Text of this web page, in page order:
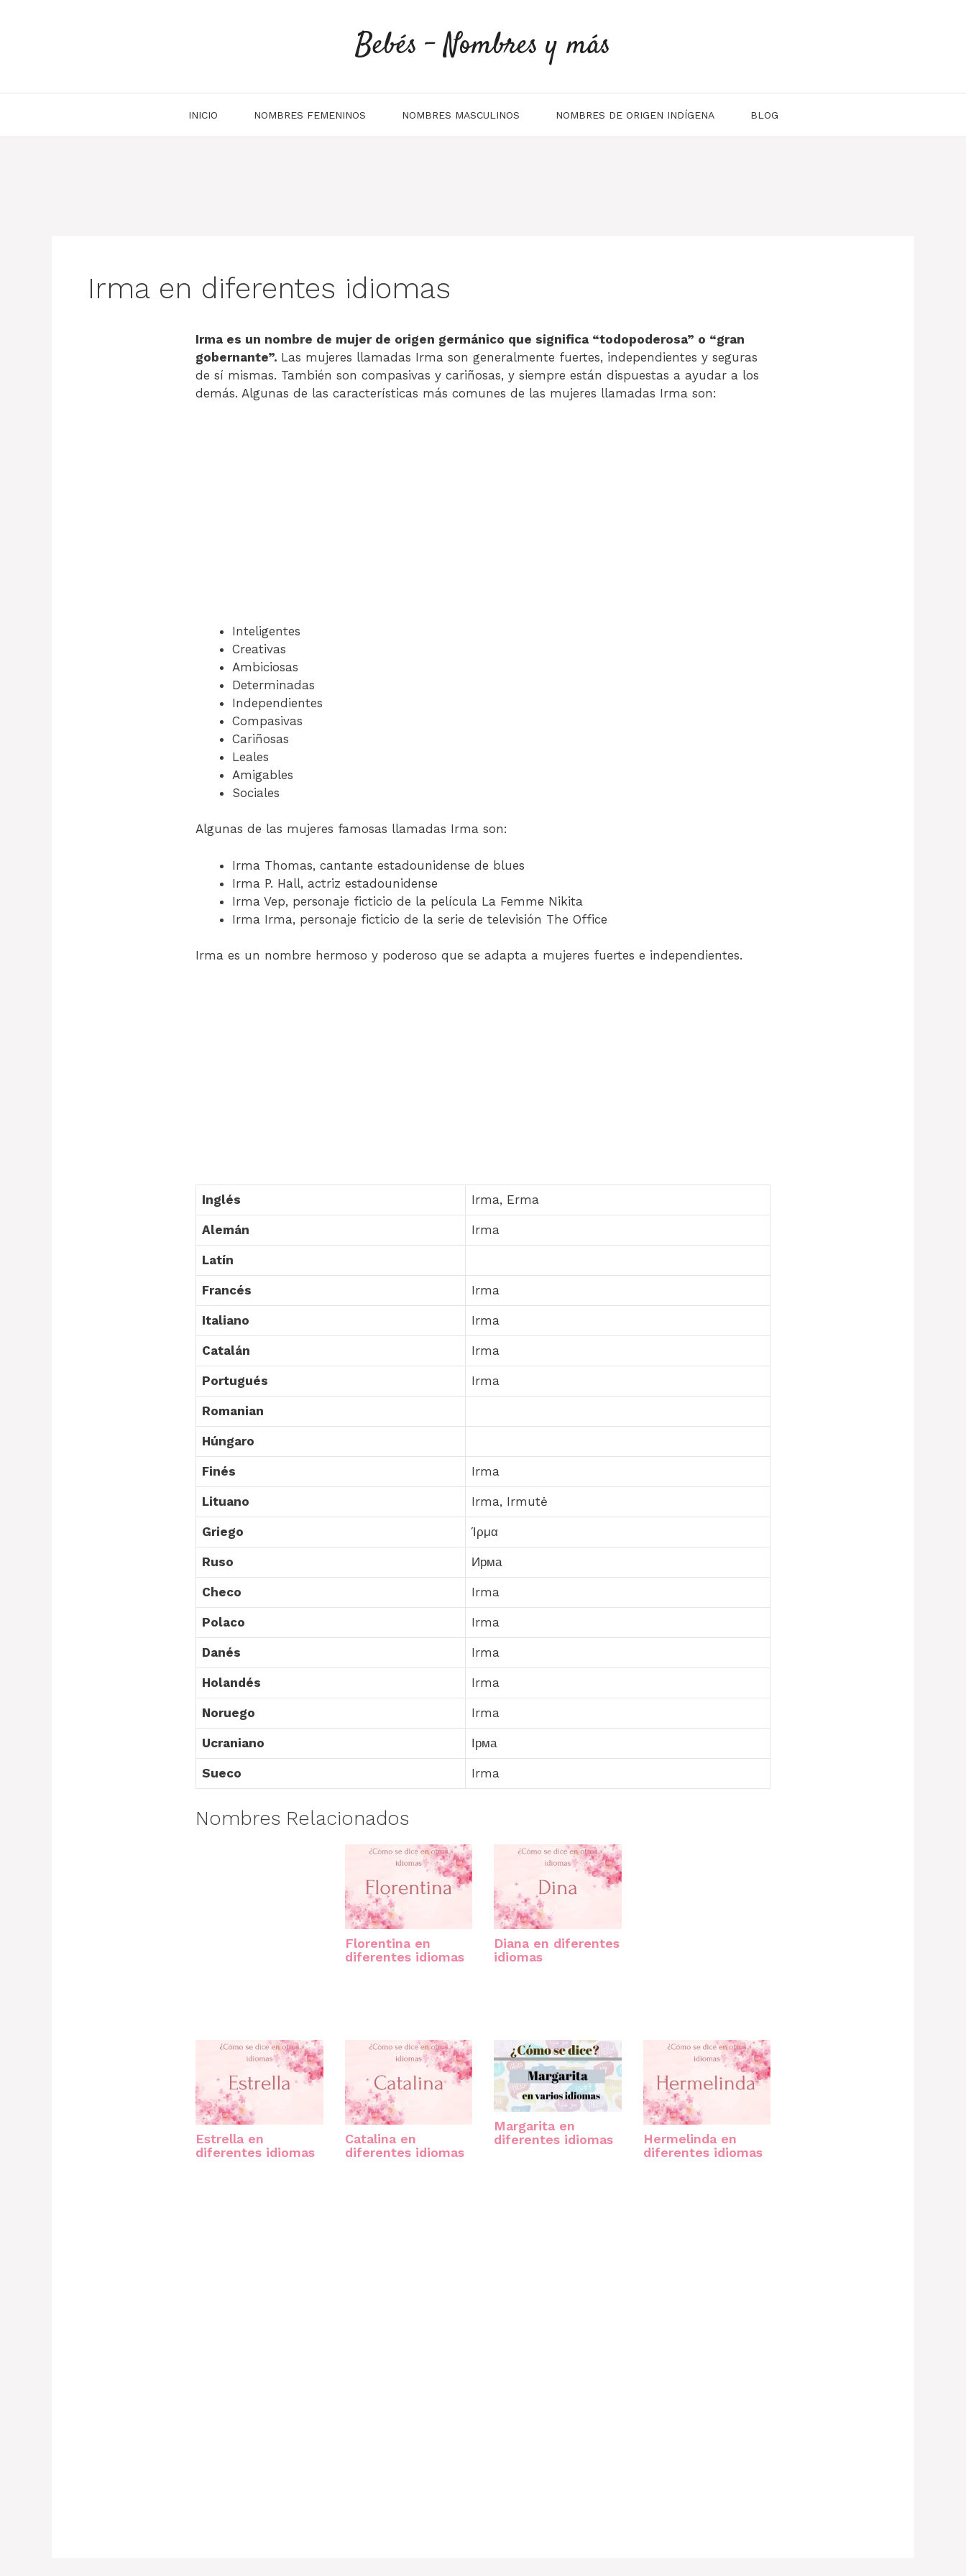
Bebés - Nombres y más
INICIO NOMBRES FEMENINOS NOMBRES MASCULINOS NOMBRES DE ORIGEN INDÍGENA BLOG
Irma en diferentes idiomas
Irma es un nombre de mujer de origen germánico que significa “todopoderosa” o “gran
gobernante”. Las mujeres llamadas Irma son generalmente fuertes, independientes y seguras
de sí mismas. También son compasivas y cariñosas, y siempre están dispuestas a ayudar a los
demás. Algunas de las características más comunes de las mujeres llamadas Irma son:
Inteligentes
Creativas
Ambiciosas
Determinadas
Independientes
Compasivas
Cariñosas
Leales
Amigables
Sociales
Algunas de las mujeres famosas llamadas Irma son:
Irma Thomas, cantante estadounidense de blues
Irma P. Hall, actriz estadounidense
Irma Vep, personaje ficticio de la película La Femme Nikita
Irma Irma, personaje ficticio de la serie de televisión The Office
Irma es un nombre hermoso y poderoso que se adapta a mujeres fuertes e independientes.
Inglés Irma, Erma
Alemán Irma
Latín
Francés Irma
Italiano Irma
Catalán Irma
Portugués Irma
Romanian
Húngaro
Finés Irma
Lituano Irma, Irmutė
Griego Ίρμα
Ruso Ирма
Checo Irma
Polaco Irma
Danés Irma
Holandés Irma
Noruego Irma
Ucraniano Ірма
Sueco Irma
Nombres Relacionados
Florentina en
diferentes idiomas
Diana en diferentes
idiomas
Estrella en
diferentes idiomas
Catalina en
diferentes idiomas
Margarita en
diferentes idiomas
Hermelinda en
diferentes idiomas